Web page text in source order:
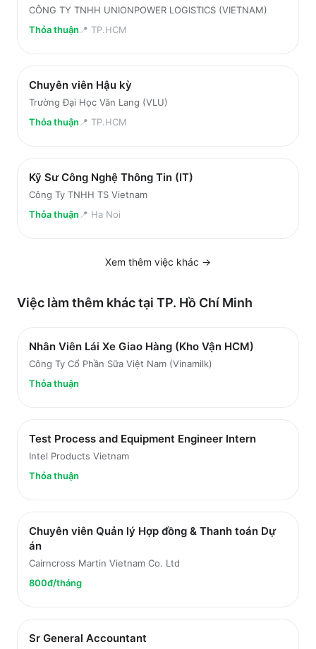
CÔNG TY TNHH UNIONPOWER LOGISTICS (VIETNAM)
Thỏa thuận 📍 TP.HCM
Chuyên viên Hậu kỳ
Trường Đại Học Văn Lang (VLU)
Thỏa thuận 📍 TP.HCM
Kỹ Sư Công Nghệ Thông Tin (IT)
Công Ty TNHH TS Vietnam
Thỏa thuận 📍 Ha Noi
Xem thêm việc khác →
Việc làm thêm khác tại TP. Hồ Chí Minh
Nhân Viên Lái Xe Giao Hàng (Kho Vận HCM)
Công Ty Cổ Phần Sữa Việt Nam (Vinamilk)
Thỏa thuận
Test Process and Equipment Engineer Intern
Intel Products Vietnam
Thỏa thuận
Chuyên viên Quản lý Hợp đồng & Thanh toán Dự
án
Cairncross Martin Vietnam Co. Ltd
800đ/tháng
Sr General Accountant